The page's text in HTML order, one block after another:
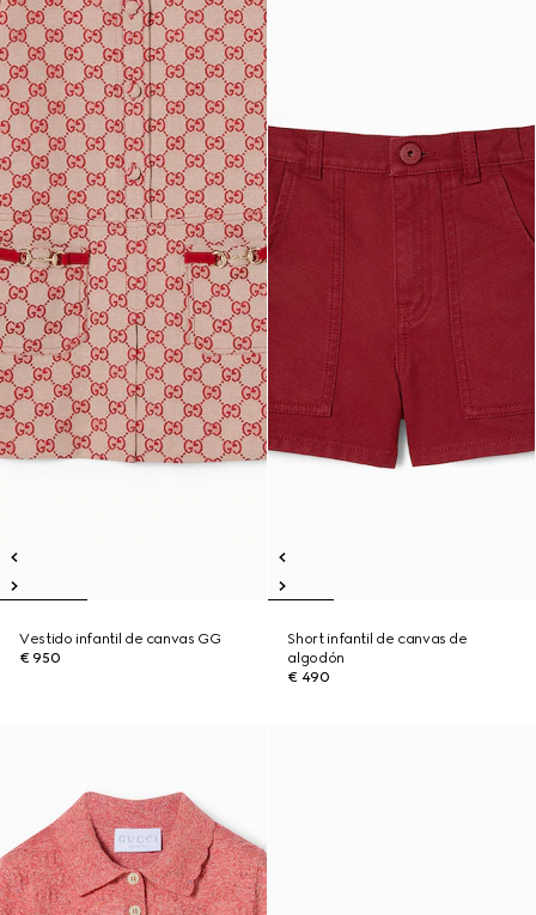
Vestido infantil de canvas GG
€ 950
Short infantil de canvas de
algodón
€ 490